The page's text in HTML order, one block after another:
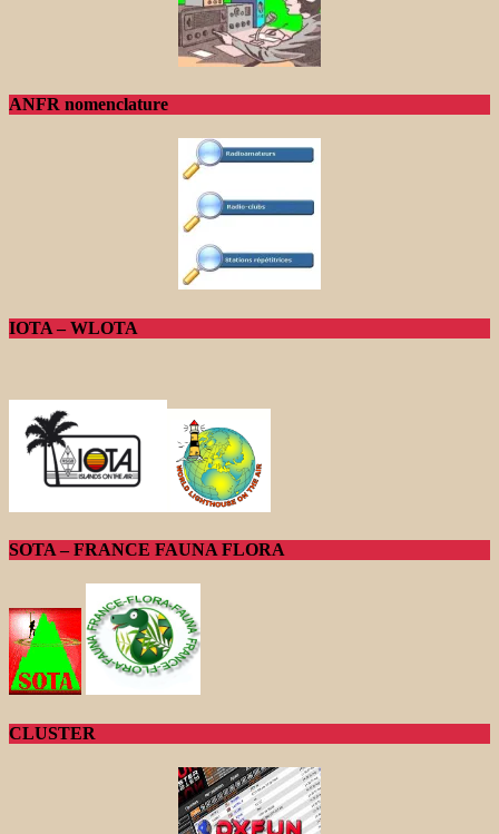
ANFR nomenclature
IOTA – WLOTA
SOTA – FRANCE FAUNA FLORA
CLUSTER